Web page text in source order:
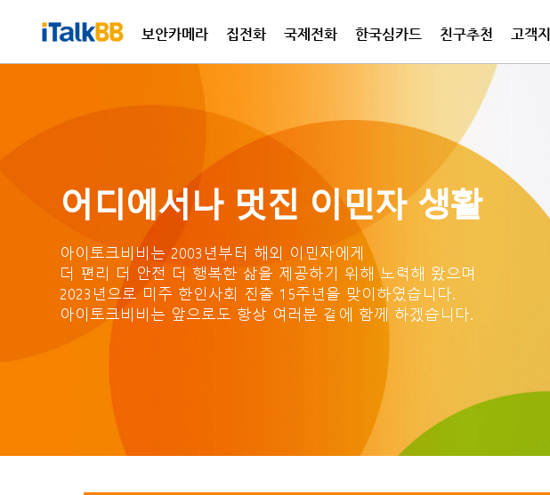
보안카메라 집전화 국제전화 한국심카드 친구추천 고객
보안카메라
집전화 플랜 프라임
국제전화 프라임 아
한국여행eSIM데이터
어디에서나 멋진 이민자 생활
아이토크비비는 2003년부터 해외 이민자에게
더 편리 더 안전 더 행복한 삶을 제공하기 위해 노력해 왔으며
2023년으로 미주 한인사회 진출 15주년을 맞이하였습니다.
아이토크비비는 앞으로도 항상 여러분 곁에 함께 하겠습니다.